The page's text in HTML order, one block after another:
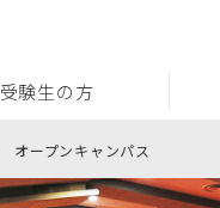
受験生の方
オープンキャンパス